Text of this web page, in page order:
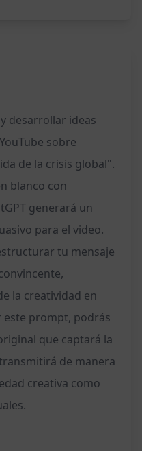
desarrollar ideas
sobre
de la crisis global".
blanco con
generará un
para el video.
tu mensaje
la creatividad en
este prompt, podrás
que captará la
de manera
creativa como